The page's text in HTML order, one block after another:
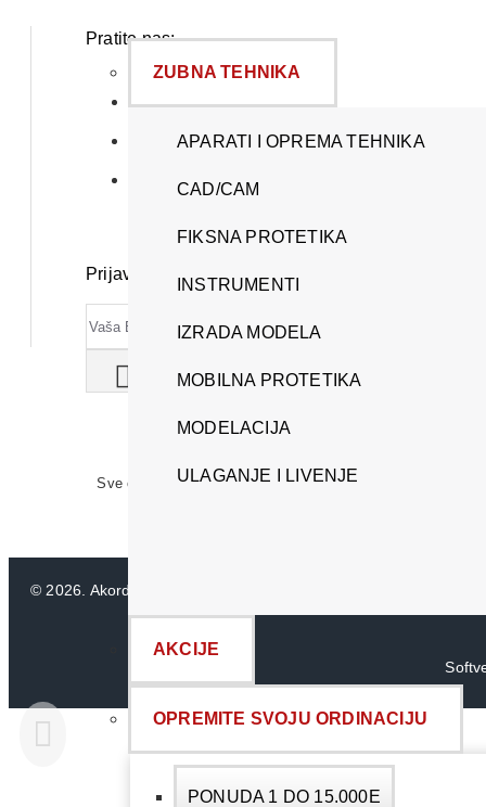
ZUBNA TEHNIKA
APARATI I OPREMA TEHNIKA
CAD/CAM
FIKSNA PROTETIKA
INSTRUMENTI
IZRADA MODELA
MOBILNA PROTETIKA
MODELACIJA
ULAGANJE I LIVENJE
AKCIJE
OPREMITE SVOJU ORDINACIJU
PONUDA 1 DO 15.000E
Pratite nas:
Prijava za Newsletter:
Sve cene su iskazane u dinarima (RSD). PDV je uračunat
Ipak, ne
©2026. Akord Dental DOO. Sva prava zadržana.